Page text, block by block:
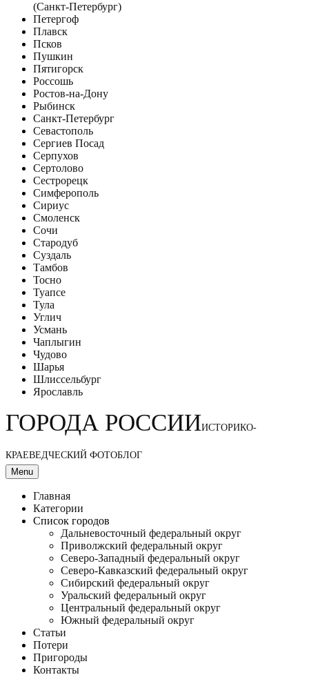
(Санкт-Петербург)
Петергоф
Плавск
Псков
Пушкин
Пятигорск
Россошь
Ростов-на-Дону
Рыбинск
Санкт-Петербург
Севастополь
Сергиев Посад
Серпухов
Сертолово
Сестрорецк
Симферополь
Сириус
Смоленск
Сочи
Стародуб
Суздаль
Тамбов
Тосно
Туапсе
Тула
Углич
Усмань
Чаплыгин
Чудово
Шарья
Шлиссельбург
Ярославль
ГОРОДА РОССИИИСТОРИКО-
КРАЕВЕДЧЕСКИЙ ФОТОБЛОГ
Menu
Главная
Категории
Список городов
Дальневосточный федеральный округ
Приволжский федеральный округ
Северо-Западный федеральный округ
Северо-Кавказский федеральный округ
Сибирский федеральный округ
Уральский федеральный округ
Центральный федеральный округ
Южный федеральный округ
Статьи
Потери
Пригороды
Контакты